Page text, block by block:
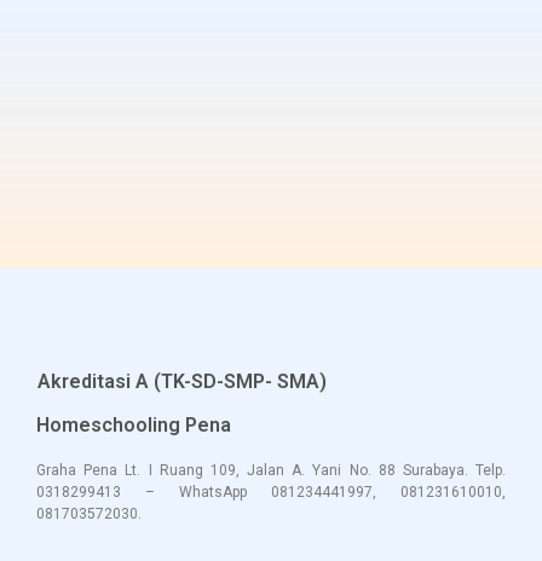
Akreditasi A (TK-SD-SMP- SMA)
Homeschooling Pena
Graha Pena Lt. I Ruang 109, Jalan A. Yani No. 88 Surabaya. Telp.
0318299413 – WhatsApp 081234441997, 081231610010,
081703572030.